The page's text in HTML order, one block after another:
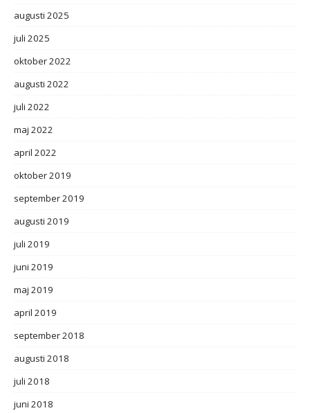
augusti 2025
juli 2025
oktober 2022
augusti 2022
juli 2022
maj 2022
april 2022
oktober 2019
september 2019
augusti 2019
juli 2019
juni 2019
maj 2019
april 2019
september 2018
augusti 2018
juli 2018
juni 2018